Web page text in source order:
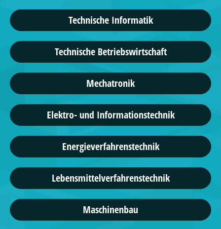
Technische Informatik
Technische Betriebswirtschaft
Mechatronik
Elektro- und Informationstechnik
Energieverfahrenstechnik
Lebensmittelverfahrenstechnik
Maschinenbau